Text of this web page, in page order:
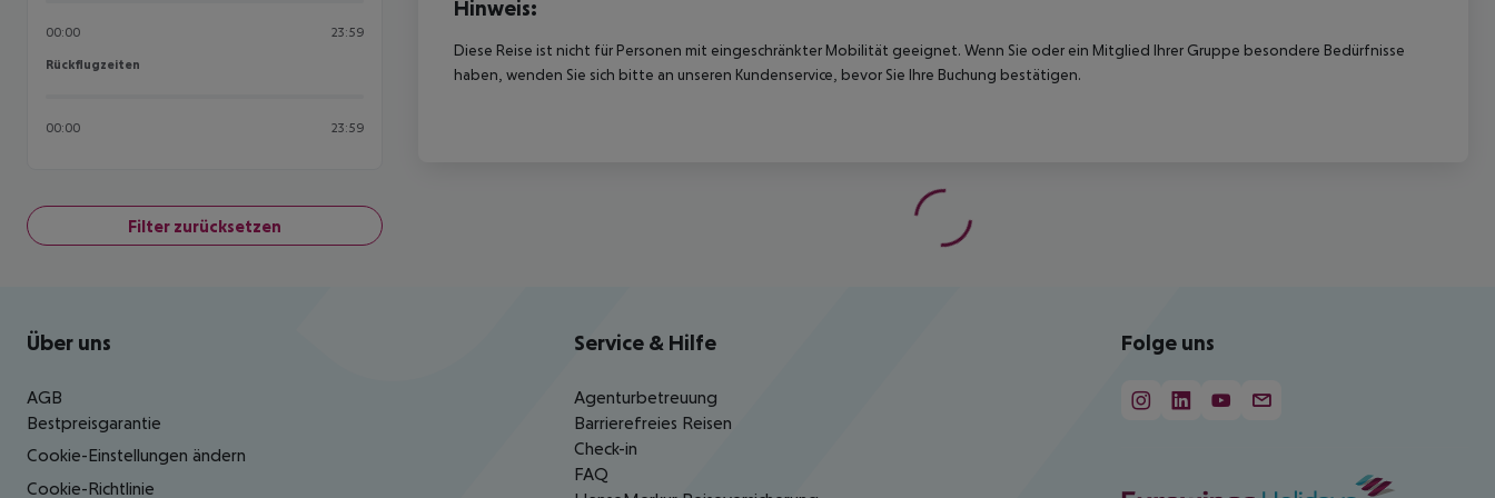
00:00 23:59
Rückflugzeiten
Rückflugzeiten
00:00 23:59
Filter zurücksetzen
Hinweis:
Diese Reise ist nicht für Personen mit eingeschränkter Mobilität geeignet. Wenn Sie oder ein Mitglied Ihrer Gruppe besondere Bedürfnisse
haben, wenden Sie sich bitte an unseren Kundenservice, bevor Sie Ihre Buchung bestätigen.
Footer navigation
Über uns
AGB
Bestpreisgarantie
Cookie-Einstellungen ändern
Cookie-Richtlinie
Service & Hilfe
Agenturbetreuung
Barrierefreies Reisen
Check-in
FAQ
Folge uns